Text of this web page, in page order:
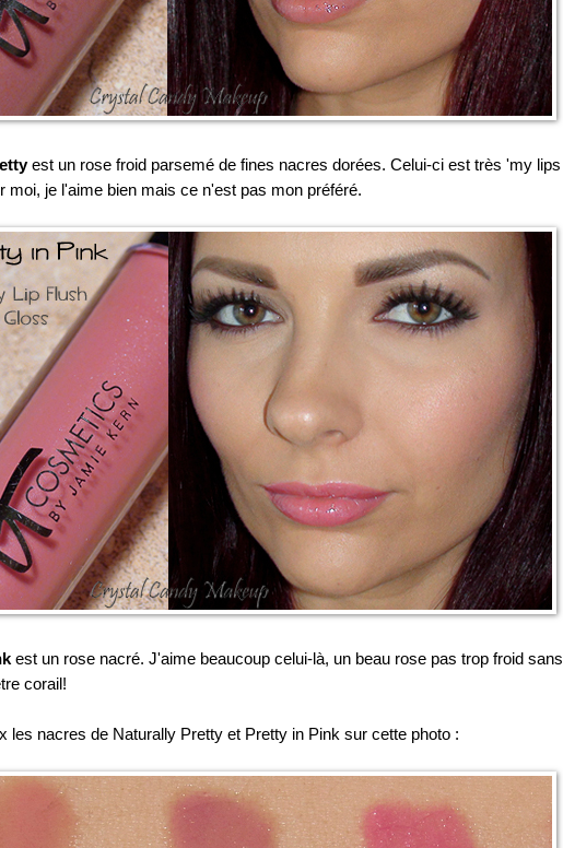
est un rose froid parsemé de fines nacres dorées. Celui-ci est très 'my lips
moi, je l'aime bien mais ce n'est pas mon préféré.
est un rose nacré. J'aime beaucoup celui-là, un beau rose pas trop froid sans
corail!
les nacres de Naturally Pretty et Pretty in Pink sur cette photo :